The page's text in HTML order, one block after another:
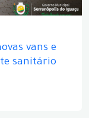
vans e
sanitário